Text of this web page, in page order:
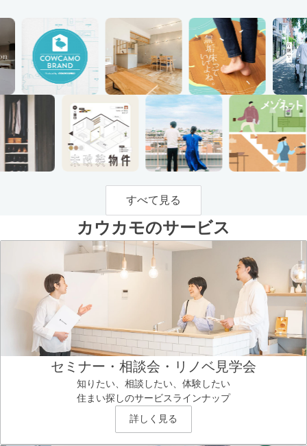
すべて見る
カウカモのサービス
セミナー・相談会・リノベ見学会
知りたい、相談したい、体験したい
住まい探しのサービスラインナップ
詳しく見る